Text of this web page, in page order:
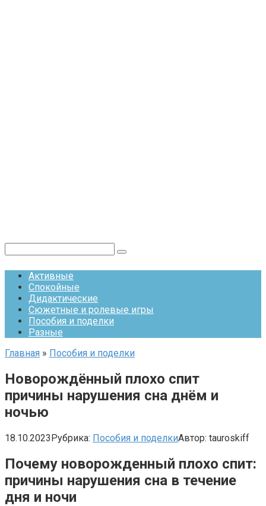
Активные
Спокойные
Дидактические
Сюжетные и ролевые игры
Пособия и поделки
Разные
Главная » Пособия и поделки
Новорождённый плохо спит
причины нарушения сна днём и
ночью
18.10.2023Рубрика: Пособия и поделкиАвтор: tauroskiff
Почему новорожденный плохо спит:
причины нарушения сна в течение
дня и ночи